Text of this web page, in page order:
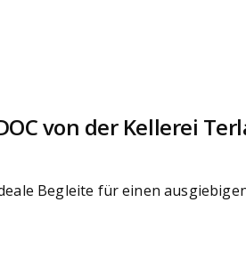
von der Kellerei
Begleite für einen